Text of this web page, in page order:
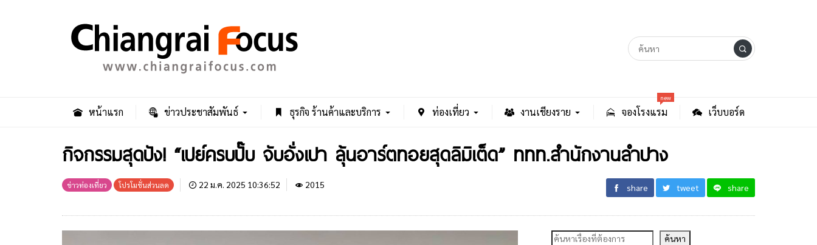
หน้าแรก ข่าวประชาสัมพันธ์ ธุรกิจ ร้านค้าและบริการ ท่องเที่ยว งานเชียงราย จองโรงแรม
new
เว็บบอร์ด
กิจกรรมสุดปัง! “เปย์ครบปั๊บ จับอั่งเปา ลุ้นอาร์ตทอยสุดลิมิเต็ด” ททท.สำนักงานลำปาง
ข่าวท่องเที่ยว โปรโมชั่นส่วนลด 22 ม.ค. 2025 10:36:52 2015 share tweet share
ค้นหา ค้นหา